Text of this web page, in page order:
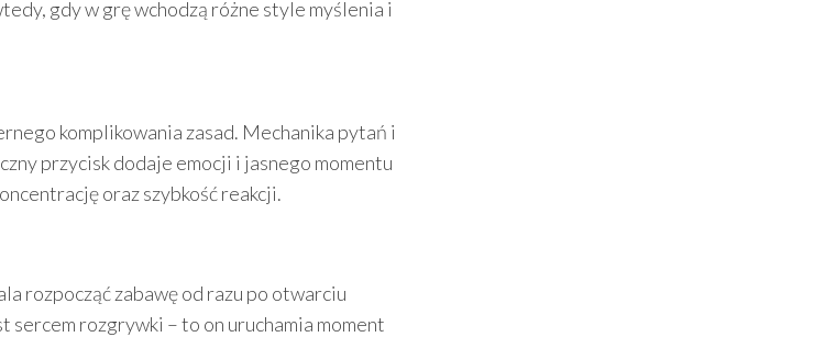
gdy w grę wchodzą różne style myślenia i
komplikowania zasad. Mechanika pytań i
przycisk dodaje emocji i jasnego momentu
oraz szybkość reakcji.
rozpocząć zabawę od razu po otwarciu
sercem rozgrywki – to on uruchamia moment